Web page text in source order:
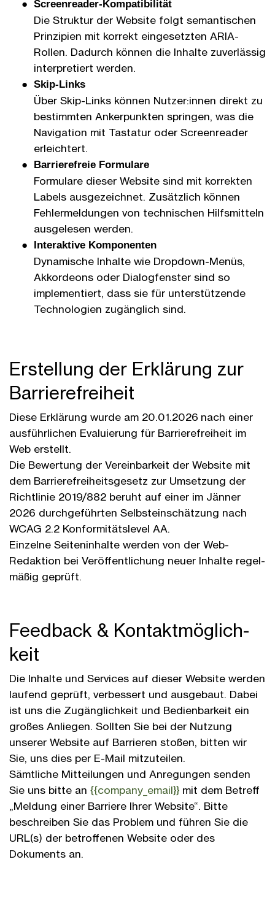
Screen­reader-Kompatibilität
Die Struktur der Web­site folgt semantischen
Prinzipien mit korrekt ein­ge­setzten ARIA-
Rollen. Dadurch können die Inhalte zu­ver­lässig
interpretiert werden.
Skip-Links
Über Skip-Links können Nutzer:innen direkt zu
bestimmten Anker­punkten springen, was die
Navigation mit Tastatur oder Screen­reader
erleichtert.
Barriere­freie Formulare
Formulare dieser Website sind mit korrekten
Labels aus­ge­zeichnet. Zusätz­lich können
Fehler­meldungen von technischen Hilfs­mitteln
aus­ge­lesen werden.
Interaktive Komponenten
Dynamische Inhalte wie Drop­down-Menüs,
Akkordeons oder Dialog­fenster sind so
implementiert, dass sie für unter­stützende
Technologien zu­gänglich sind.
Erstellung der Erklärung zur
Barriere­frei­heit
Diese Erklärung wurde am 20.01.2026 nach einer
aus­führlichen Evaluierung für Barriere­frei­heit im
Web erstellt.
Die Bewertung der Ver­einbar­keit der Web­site mit
dem Barriere­frei­heits­gesetz zur Um­setzung der
Richtlinie 2019/882 beruht auf einer im Jänner
2026 durch­ge­führten Selbst­ein­schätzung nach
WCAG 2.2 Konformitäts­level AA.
Einzelne Seiten­inhalte werden von der Web-
Redaktion bei Ver­öffentlichung neuer Inhalte regel­
mäßig geprüft.
Feed­back & Kontakt­möglich­
keit
Die Inhalte und Services auf dieser Web­site werden
laufend geprüft, ver­bessert und ausge­baut. Dabei
ist uns die Zugäng­lich­keit und Bedien­bar­keit ein
großes An­liegen. Sollten Sie bei der Nutzung
unserer Web­site auf Barrieren stoßen, bitten wir
Sie, uns dies per E-Mail mit­zu­teilen.
Sämtliche Mitteilungen und Anregungen senden
Sie uns bitte an {{company_email}} mit dem Betreff
„Meldung einer Barriere Ihrer Web­site“. Bitte
beschreiben Sie das Problem und führen Sie die
URL(s) der betroffenen Web­site oder des
Dokuments an.